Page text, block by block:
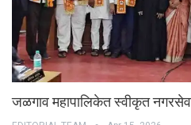
जळगाव महापालिकेत स्वीकृत